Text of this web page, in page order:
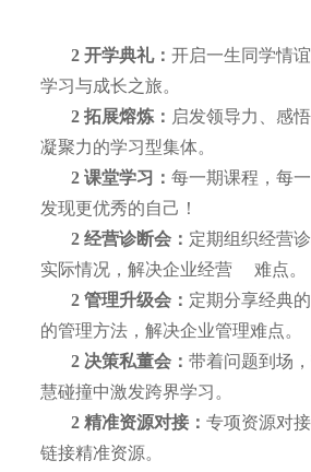
2 开学典礼： 开启一生同学情
学习与成长之旅。
2 拓展熔炼： 启发领导力、感
凝聚力的学习型集体。
2 课堂学习： 每一期课程，每
发现更优秀的自己！
2 经营诊断会： 定期组织经营
实际情况，解决企业经营
难点。
2 管理升级会： 定期分享经典
的管理方法，解决企业管理难点。
2 决策私董会： 带着问题到场
慧碰撞中激发跨界学习。
2 精准资源对接： 专项资源对
链接精准资源。